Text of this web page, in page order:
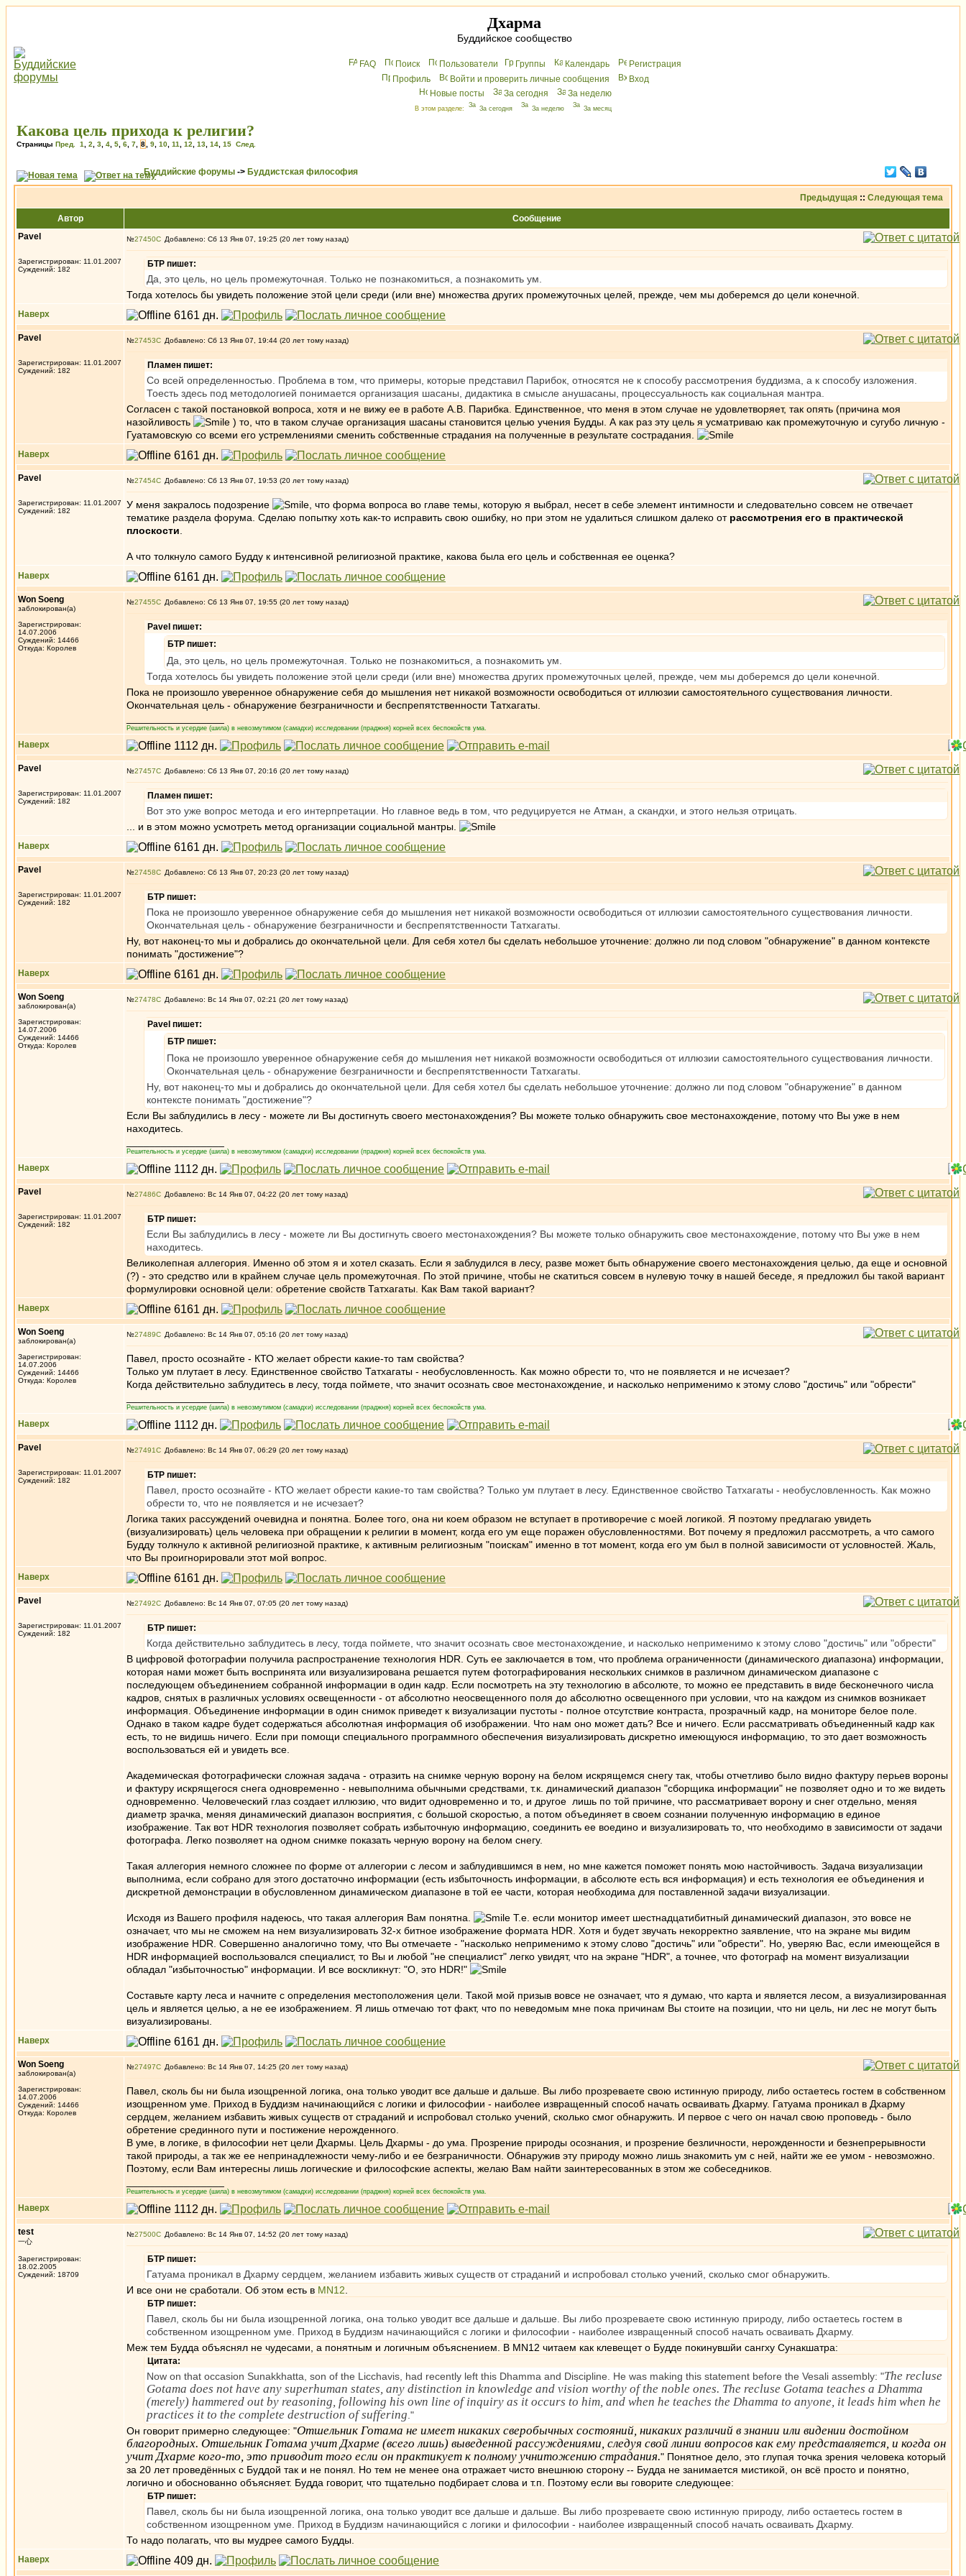
Дхарма
Буддийское сообщество
FAQ Поиск Пользователи Группы Календарь
Peгиcтрaция
Профиль
Войти и проверить личные сообщения
Вхoд
Новые посты
За сегодня За неделю
В этом разделе: За сегодня За неделю За месяц
Какова цель прихода к религии?
Страницы Пред. 1 2 3 4 5 6 7 8 9 10 11 12 13 14 15 След.
Буддийские форумы -> Буддистская философия
Предыдущая :: Следующая тема
Автор
Сообщение
Pavel
Зарегистрирован: 11.01.2007
Суждений: 182
№27450 Добавлено: Сб 13 Янв 07, 19:25 (20 лет тому назад)
БТР пишет:
Да, это цель, но цель промежуточная. Только не познакомиться, а познакомить ум.
Тогда хотелось бы увидеть положение этой цели среди (или вне) множества других промежуточных целей, прежде, чем мы доберемся до цели конечной.
Наверх
Pavel
Зарегистрирован: 11.01.2007
Суждений: 182
№27453 Добавлено: Сб 13 Янв 07, 19:44 (20 лет тому назад)
Пламен пишет:
Со всей определенностью. Проблема в том, что примеры, которые представил Парибок, относятся не к способу рассмотрения буддизма, а к способу изложения.
Тоесть здесь под методологией понимается организация шасаны, дидактика в смысле анушасаны, процессуальность как социальная мантра.
Согласен с такой постановкой вопроса, хотя и не вижу ее в работе А.В. Парибка. Единственное, что меня в этом случае не удовлетворяет, так опять (причина моя
назойливость
) то, что в таком случае организация шасаны становится целью учения Будды. А как раз эту цель я усматриваю как промежуточную и сугубо личную -
Гуатамовскую со всеми его устремлениями сменить собственные страдания на полученные в результате сострадания.
Наверх
Pavel
Зарегистрирован: 11.01.2007
Суждений: 182
№27454 Добавлено: Сб 13 Янв 07, 19:53 (20 лет тому назад)
У меня закралось подозрение
, что форма вопроса во главе темы, которую я выбрал, несет в себе элемент интимности и следовательно совсем не отвечает
тематике раздела форума. Сделаю попытку хоть как-то исправить свою ошибку, но при этом не удалиться слишком далеко от рассмотрения его в практической
плоскости
А что толкнуло самого Будду к интенсивной религиозной практике, какова была его цель и собственная ее оценка?
Наверх
Won Soeng
заблокирован(а)
Зарегистрирован:
14.07.2006
Суждений: 14466
Откуда: Королев
№27455 Добавлено: Сб 13 Янв 07, 19:55 (20 лет тому назад)
Pavel пишет:
БТР пишет:
Да, это цель, но цель промежуточная. Только не познакомиться, а познакомить ум.
Тогда хотелось бы увидеть положение этой цели среди (или вне) множества других промежуточных целей, прежде, чем мы доберемся до цели конечной.
Пока не произошло уверенное обнаружение себя до мышления нет никакой возможности освободиться от иллюзии самостоятельного существования личности.
Окончательная цель - обнаружение безграничности и беспрепятственности Татхагаты.
Решительность и усердие (шила) в невозмутимом (самадхи) исследовании (праджня) корней всех беспокойств ума.
Наверх
Pavel
Зарегистрирован: 11.01.2007
Суждений: 182
№27457 Добавлено: Сб 13 Янв 07, 20:16 (20 лет тому назад)
Пламен пишет:
Вот это уже вопрос метода и его интерпретации. Но главное ведь в том, что редуцируется не Атман, а скандхи, и этого нельзя отрицать.
... и в этом можно усмотреть метод организации социальной мантры.
Наверх
Pavel
Зарегистрирован: 11.01.2007
Суждений: 182
№27458 Добавлено: Сб 13 Янв 07, 20:23 (20 лет тому назад)
БТР пишет:
Пока не произошло уверенное обнаружение себя до мышления нет никакой возможности освободиться от иллюзии самостоятельного существования личности.
Окончательная цель - обнаружение безграничности и беспрепятственности Татхагаты.
Ну, вот наконец-то мы и добрались до окончательной цели. Для себя хотел бы сделать небольшое уточнение: должно ли под словом "обнаружение" в данном контексте
понимать "достижение"?
Наверх
Won Soeng
заблокирован(а)
Зарегистрирован:
14.07.2006
Суждений: 14466
Откуда: Королев
№27478 Добавлено: Вс 14 Янв 07, 02:21 (20 лет тому назад)
Pavel пишет:
БТР пишет:
Пока не произошло уверенное обнаружение себя до мышления нет никакой возможности освободиться от иллюзии самостоятельного существования личности.
Окончательная цель - обнаружение безграничности и беспрепятственности Татхагаты.
Ну, вот наконец-то мы и добрались до окончательной цели. Для себя хотел бы сделать небольшое уточнение: должно ли под словом "обнаружение" в данном
контексте понимать "достижение"?
Если Вы заблудились в лесу - можете ли Вы достигнуть своего местонахождения? Вы можете только обнаружить свое местонахождение, потому что Вы уже в нем
находитесь.
Решительность и усердие (шила) в невозмутимом (самадхи) исследовании (праджня) корней всех беспокойств ума.
Наверх
Pavel
Зарегистрирован: 11.01.2007
Суждений: 182
№27486 Добавлено: Вс 14 Янв 07, 04:22 (20 лет тому назад)
БТР пишет:
Если Вы заблудились в лесу - можете ли Вы достигнуть своего местонахождения? Вы можете только обнаружить свое местонахождение, потому что Вы уже в нем
находитесь.
Великолепная аллегория. Именно об этом я и хотел сказать. Если я заблудился в лесу, разве может быть обнаружение своего местонахождения целью, да еще и основной
(?) - это средство или в крайнем случае цель промежуточная. По этой причине, чтобы не скатиться совсем в нулевую точку в нашей беседе, я предложил бы такой вариант
формулировки основной цели: обретение свойств Татхагаты. Как Вам такой вариант?
Наверх
Won Soeng
заблокирован(а)
Зарегистрирован:
14.07.2006
Суждений: 14466
Откуда: Королев
№27489 Добавлено: Вс 14 Янв 07, 05:16 (20 лет тому назад)
Павел, просто осознайте - КТО желает обрести какие-то там свойства?
Только ум плутает в лесу. Единственное свойство Татхагаты - необусловленность. Как можно обрести то, что не появляется и не исчезает?
Когда действительно заблудитесь в лесу, тогда поймете, что значит осознать свое местонахождение, и насколько неприменимо к этому слово "достичь" или "обрести"
Решительность и усердие (шила) в невозмутимом (самадхи) исследовании (праджня) корней всех беспокойств ума.
Наверх
Pavel
Зарегистрирован: 11.01.2007
Суждений: 182
№27491 Добавлено: Вс 14 Янв 07, 06:29 (20 лет тому назад)
БТР пишет:
Павел, просто осознайте - КТО желает обрести какие-то там свойства? Только ум плутает в лесу. Единственное свойство Татхагаты - необусловленность. Как можно
обрести то, что не появляется и не исчезает?
Логика таких рассуждений очевидна и понятна. Более того, она ни коем образом не вступает в противоречие с моей логикой. Я поэтому предлагаю увидеть
(визуализировать) цель человека при обращении к религии в момент, когда его ум еще поражен обусловленностями. Вот почему я предложил рассмотреть, а что самого
Будду толкнуло к активной религиозной практике, к активным религиозным "поискам" именно в тот момент, когда его ум был в полной зависимости от условностей. Жаль,
что Вы проигнорировали этот мой вопрос.
Наверх
Pavel
Зарегистрирован: 11.01.2007
Суждений: 182
№27492 Добавлено: Вс 14 Янв 07, 07:05 (20 лет тому назад)
БТР пишет:
Когда действительно заблудитесь в лесу, тогда поймете, что значит осознать свое местонахождение, и насколько неприменимо к этому слово "достичь" или "обрести"
В цифровой фотографии получила распространение технология HDR. Суть ее заключается в том, что проблема ограниченности (динамического диапазона) информации,
которая нами может быть воспринята или визуализирована решается путем фотографирования нескольких снимков в различном динамическом диапазоне с
последующем объединением собранной информации в один кадр. Если посмотреть на эту технологию в абсолюте, то можно ее представить в виде бесконечного числа
кадров, снятых в различных условиях освещенности - от абсолютно неосвещенного поля до абсолютно освещенного при условии, что на каждом из снимков возникает
информация. Объединение информации в один снимок приведет к визуализации пустоты - полное отсутствие контраста, прозрачный кадр, на мониторе белое поле.
Однако в таком кадре будет содержаться абсолютная информация об изображении. Что нам оно может дать? Все и ничего. Если рассматривать объединенный кадр как
есть, то не видишь ничего. Если при помощи специального программного обеспечения визуализировать дискретно имеющуюся информацию, то это дает возможность
воспользоваться ей и увидеть все.
Академическая фотографически сложная задача - отразить на снимке черную ворону на белом искрящемся снегу так, чтобы отчетливо было видно фактуру перьев вороны
и фактуру искрящегося снега одновременно - невыполнима обычными средствами, т.к. динамический диапазон "сборщика информации" не позволяет одно и то же видеть
одновременно. Человеческий глаз создает иллюзию, что видит одновременно и то, и другое лишь по той причине, что рассматривает ворону и снег отдельно, меняя
диаметр зрачка, меняя динамический диапазон восприятия, с большой скоростью, а потом объединяет в своем сознании полученную информацию в единое
изображение. Так вот HDR технология позволяет собрать избыточную информацию, соединить ее воедино и визуализировать то, что необходимо в зависимости от задачи
фотографа. Легко позволяет на одном снимке показать черную ворону на белом снегу.
Такая аллегория немного сложнее по форме от аллегории с лесом и заблудившимся в нем, но мне кажется поможет понять мою настойчивость. Задача визуализации
выполнима, если собрано для этого достаточно информации (есть избыточность информации, в абсолюте есть вся информация) и есть технология ее объединения и
дискретной демонстрации в обусловленном динамическом диапазоне в той ее части, которая необходима для поставленной задачи визуализации.
Исходя из Вашего профиля надеюсь, что такая аллегория Вам понятна.
Т.е. если монитор имеет шестнадцатибитный динамический диапазон, это вовсе не
означает, что мы не сможем на нем визуализировать 32-х битное изображение формата HDR. Хотя и будет звучать некорректно заявление, что на экране мы видим
изображение HDR. Совершенно аналогично тому, что Вы отмечаете - "насколько неприменимо к этому слово "достичь" или "обрести". Но, уверяю Вас, если имеющейся в
HDR информацией воспользовался специалист, то Вы и любой "не специалист" легко увидят, что на экране "HDR", а точнее, что фотограф на момент визуализации
обладал "избыточностью" информации. И все воскликнут: "О, это HDR!"
Составьте карту леса и начните с определения местоположения цели. Такой мой призыв вовсе не означает, что я думаю, что карта и является лесом, а визуализированная
цель и является целью, а не ее изображением. Я лишь отмечаю тот факт, что по неведомым мне пока причинам Вы стоите на позиции, что ни цель, ни лес не могут быть
визуализированы.
Наверх
Won Soeng
заблокирован(а)
Зарегистрирован:
14.07.2006
Суждений: 14466
Откуда: Королев
№27497 Добавлено: Вс 14 Янв 07, 14:25 (20 лет тому назад)
Павел, сколь бы ни была изощренной логика, она только уводит все дальше и дальше. Вы либо прозреваете свою истинную природу, либо остаетесь гостем в собственном
изощренном уме. Приход в Буддизм начинающийся с логики и философии - наиболее извращенный способ начать осваивать Дхарму. Гатуама проникал в Дхарму
сердцем, желанием избавить живых существ от страданий и испробовал столько учений, сколько смог обнаружить. И первое с чего он начал свою проповедь - было
обретение срединного пути и постижение нерожденного.
В уме, в логике, в философии нет цели Дхармы. Цель Дхармы - до ума. Прозрение природы осознания, и прозрение безличности, нерожденности и безнепрерывности
такой природы, а так же ее непринадлежности чему-либо и ее безграничности. Обнаружив эту природу можно лишь знакомить ум с ней, найти же ее умом - невозможно.
Поэтому, если Вам интересны лишь логические и философские аспекты, желаю Вам найти заинтересованных в этом же собеседников.
Решительность и усердие (шила) в невозмутимом (самадхи) исследовании (праджня) корней всех беспокойств ума.
Наверх
test
一心
Зарегистрирован:
18.02.2005
Суждений: 18709
№27500 Добавлено: Вс 14 Янв 07, 14:52 (20 лет тому назад)
БТР пишет:
Гатуама проникал в Дхарму сердцем, желанием избавить живых существ от страданий и испробовал столько учений, сколько смог обнаружить.
И все они не сработали. Об этом есть в MN12
БТР пишет:
Павел, сколь бы ни была изощренной логика, она только уводит все дальше и дальше. Вы либо прозреваете свою истинную природу, либо остаетесь гостем в
собственном изощренном уме. Приход в Буддизм начинающийся с логики и философии - наиболее извращенный способ начать осваивать Дхарму.
Меж тем Будда объяснял не чудесами, а понятным и логичным объяснением. В MN12 читаем как клевещет о Будде покинувшйи сангху Сунакшатра:
Цитата:
Now on that occasion Sunakkhatta, son of the Licchavis, had recently left this Dhamma and Discipline. He was making this statement before the Vesali assembly: "The recluse
Gotama does not have any superhuman states, any distinction in knowledge and vision worthy of the noble ones. The recluse Gotama teaches a Dhamma
(merely) hammered out by reasoning, following his own line of inquiry as it occurs to him, and when he teaches the Dhamma to anyone, it leads him when he
practices it to the complete destruction of suffering ."
Он говорит примерно следующее: "Отшельник Готама не имеет никаких сверобычных состояний, никаких различий в знании или видении достойном
благородных. Отшельник Готама учит Дхарме (всего лишь) выведенной рассуждениями, следуя свой линии вопросов как ему представляется, и когда он
учит Дхарме кого-то, это приводит того если он практикует к полному учнитожению страдания." Понятное дело, это глупая точка зрения человека который
за 20 лет проведённых с Буддой так и не понял. Но тем не менее она отражает чисто внешнюю сторону -- Будда не занимается мистикой, он всё просто и понятно,
логично и обоснованно объясняет. Будда говорит, что тщательно подбирает слова и т.п. Поэтому если вы говорите следующее:
БТР пишет:
Павел, сколь бы ни была изощренной логика, она только уводит все дальше и дальше. Вы либо прозреваете свою истинную природу, либо остаетесь гостем в
собственном изощренном уме. Приход в Буддизм начинающийся с логики и философии - наиболее извращенный способ начать осваивать Дхарму.
То надо полагать, что вы мудрее самого Будды.
Наверх